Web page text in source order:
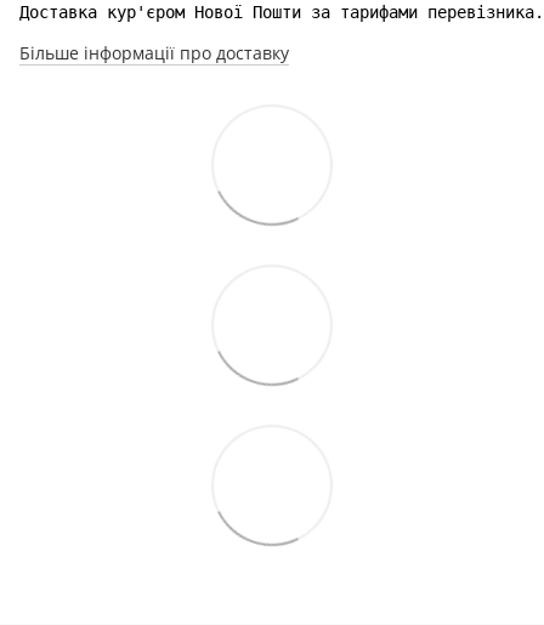
Доставка кур'єром Нової Пошти за тарифами перевізника.
Більше інформації про доставку